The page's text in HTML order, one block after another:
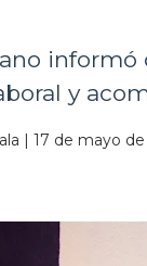
informó
y
| 17 de mayo